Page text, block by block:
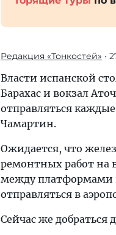
Редакция «Тонкостей» •
Власти испанской
Барахас и вокзал
отправляться
Чамартин.
Ожидается, что
ремонтных работ на
между платформами
отправляться в
Сейчас же добраться